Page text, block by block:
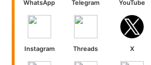
WhatsApp Telegram YouTube
Instagram Threads X